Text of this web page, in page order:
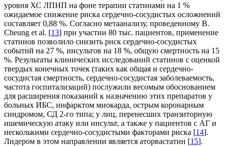
уровня ХС ЛПНП на фоне терапии статинами на 1 %
ожидаемое снижение риска сердечно-сосудистых осложнений
составляет 0,88 %. Согласно метаанализу, проведенному B.
Cheung et al. [13] при участии 80 тыс. пациентов, применение
статинов позволило снизить риск сердечно-сосудистых
событий на 27 %, инсультов на 18 %, общую смертность на 15
%. Результаты клинических исследований статинов с оценкой
твердых конечных точек (таких как общая и сердечно-
сосудистая смертность, сердечно-сосудистая заболеваемость,
частота госпитализаций) послужили весомым обоснованием
для расширения показаний к назначению этих препаратов у
больных ИБС, инфарктом миокарда, острым коронарным
синдромом, СД 2-го типа; у лиц, перенесших транзиторную
ишемическую атаку или инсульт, а также у пациентов с АГ и
несколькими сердечно-сосудистыми факторами риска [14].
Лидером в этом направлении является аторвастатин [15].